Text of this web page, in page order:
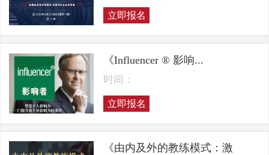
立即报名
《Influencer ® 影响...
时间：
立即报名
《由内及外的教练模式：激